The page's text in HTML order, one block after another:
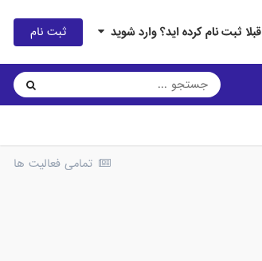
قبلا ثبت نام کرده اید؟ وارد شوید ثبت نام
تمامی فعالیت ها